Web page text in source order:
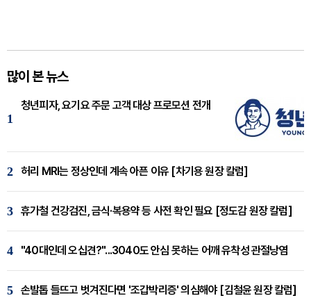
많이 본 뉴스
1
청년피자, 요기요 주문 고객 대상 프로모션 전개
2 허리 MRI는 정상인데 계속 아픈 이유 [차기용 원장 칼럼]
3 휴가철 건강검진, 금식·복용약 등 사전 확인 필요 [정도감 원장 칼럼]
4 "40대인데 오십견?"...3040도 안심 못하는 어깨 유착성 관절낭염
5 손발톱 들뜨고 벗겨진다면 '조갑박리증' 의심해야 [김철윤 원장 칼럼]